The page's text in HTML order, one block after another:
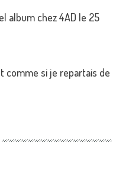
album chez 4AD le 25
comme si je repartais de